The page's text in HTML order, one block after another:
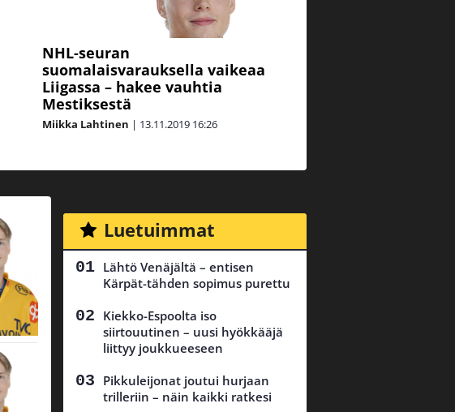
NHL-seuran
suomalaisvarauksella vaikeaa
Liigassa – hakee vauhtia
Mestiksestä
Miikka Lahtinen | 13.11.2019 16:26
Luetuimmat
Lähtö Venäjältä – entisen
Kärpät-tähden sopimus purettu
Kiekko-Espoolta iso
siirtouutinen – uusi hyökkääjä
liittyy joukkueeseen
Pikkuleijonat joutui hurjaan
trilleriin – näin kaikki ratkesi